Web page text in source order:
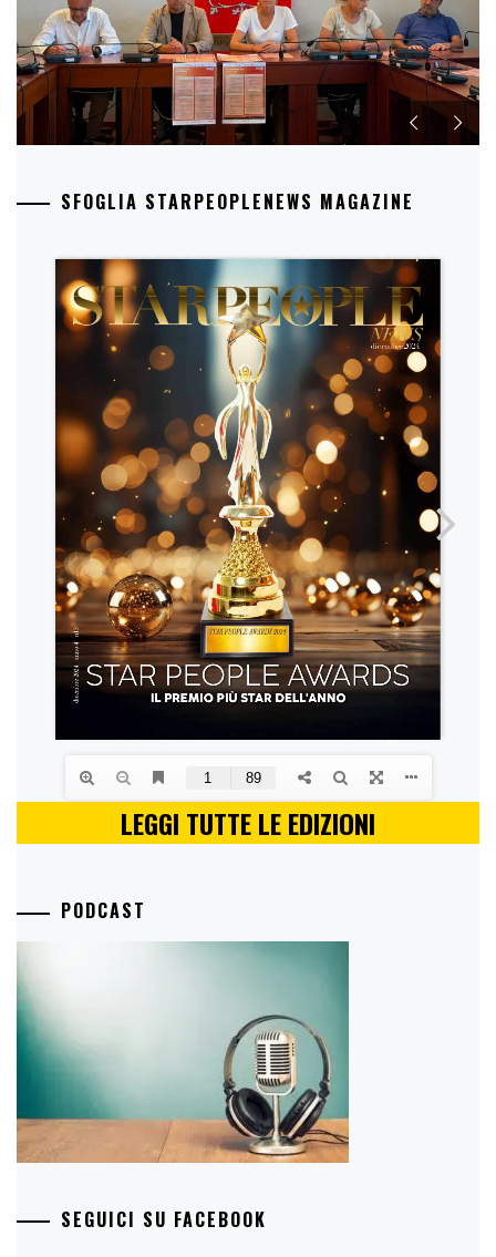
SFOGLIA STARPEOPLENEWS MAGAZINE
LEGGI TUTTE LE EDIZIONI
PODCAST
SEGUICI SU FACEBOOK